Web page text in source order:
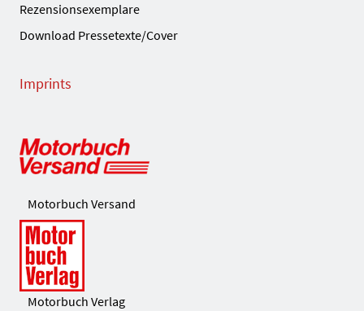
Rezensionsexemplare
Download Pressetexte/Cover
Imprints
Motorbuch Versand
Motorbuch Verlag